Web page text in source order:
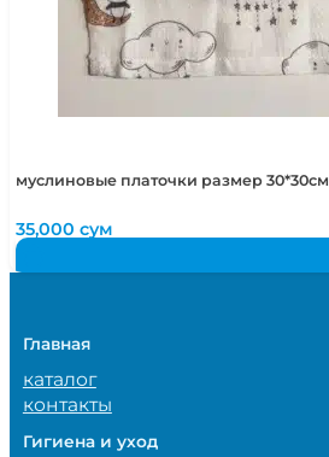
муслиновые платочки размер 30*30см
35,000сум
Главная
каталог
контакты
Гигиена и уход